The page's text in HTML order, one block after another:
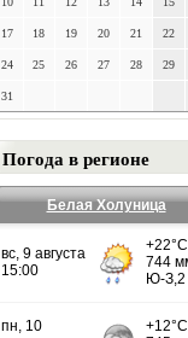
17 18 19 20 21 22
24 25 26 27 28 29
31
Погода в регионе
Белая Холуница